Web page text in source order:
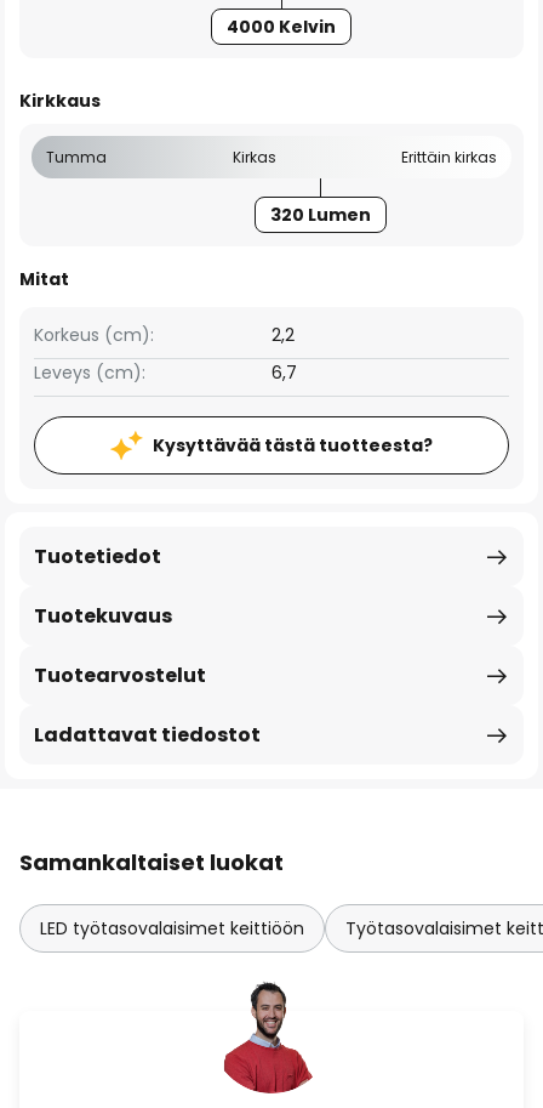
4000 Kelvin
Kirkkaus
Tumma Kirkas Erittäin kirkas
320 Lumen
Mitat
Leveys (cm): 6,7
Korkeus (cm): 2,2
Kysyttävää tästä tuotteesta?
Tuotekuvaus
Tuotetiedot
Tuotearvostelut
Ladattavat tiedostot
Samankaltaiset luokat
LED työtasovalaisimet keittiöön Työtasovalaisimet